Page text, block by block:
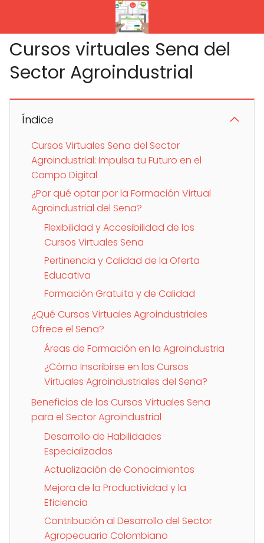
Cursos virtuales Sena del
Sector Agroindustrial
Índice
Cursos Virtuales Sena del Sector
Agroindustrial: Impulsa tu Futuro en el
Campo Digital
¿Por qué optar por la Formación Virtual
Agroindustrial del Sena?
Flexibilidad y Accesibilidad de los
Cursos Virtuales Sena
Pertinencia y Calidad de la Oferta
Educativa
Formación Gratuita y de Calidad
¿Qué Cursos Virtuales Agroindustriales
Ofrece el Sena?
Áreas de Formación en la Agroindustria
¿Cómo Inscribirse en los Cursos
Virtuales Agroindustriales del Sena?
Beneficios de los Cursos Virtuales Sena
para el Sector Agroindustrial
Desarrollo de Habilidades
Especializadas
Actualización de Conocimientos
Mejora de la Productividad y la
Eficiencia
Contribución al Desarrollo del Sector
Agropecuario Colombiano